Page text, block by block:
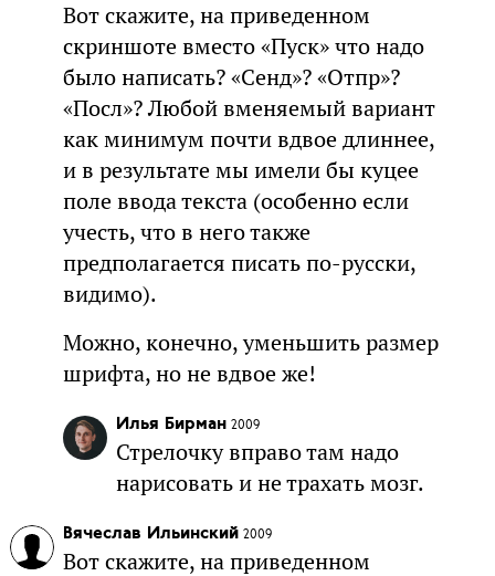
Вот скажите, на приведенном
скриншоте вместо «Пуск» что надо
было написать? «Сенд»? «Отпр»?
«Посл»? Любой вменяемый вариант
как минимум почти вдвое длиннее,
и в результате мы имели бы куцее
поле ввода текста (особенно если
учесть, что в него также
предполагается писать по-русски,
видимо).
Можно, конечно, уменьшить размер
шрифта, но не вдвое же!
Илья Бирман 2009
Стрелочку вправо там надо
нарисовать и не трахать мозг.
Вячеслав Ильинский 2009
Вот скажите, на приведенном